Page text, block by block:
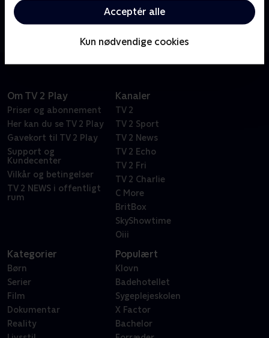
Acceptér alle
Kun nødvendige cookies
handler om de seks heroiske redningshvalpe Chase,
Marshall, Rocky, Rubble, Zuma og Skye - med den
teknik-kyndige dreng, Ryder, i spidsen.
Om TV 2 Play
Priser og abonnement
Her kan du se TV 2 Play
Gavekort til TV 2 Play
Support og
Kundecenter
Vilkår og betingelser
TV 2 NEWS i offentligt
rum
Kanaler
TV 2
TV 2 Sport
TV 2 News
TV 2 Echo
TV 2 Fri
TV 2 Charlie
C More
BritBox
SkyShowtime
Oiii
Kategorier
Børn
Serier
Film
Dokumentar
Reality
Populært
Klovn
Badehotellet
Sygeplejeskolen
X Factor
Bachelor